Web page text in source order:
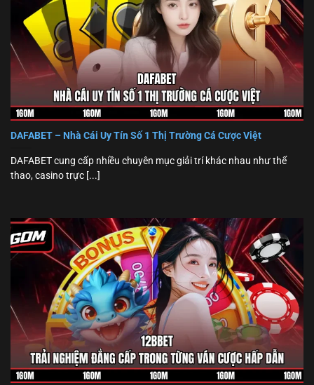
DAFABET – Nhà Cái Uy Tín Số 1 Thị Trường Cá Cược Việt
DAFABET cung cấp nhiều chuyên mục giải trí khác nhau như thể
thao, casino trực [...]